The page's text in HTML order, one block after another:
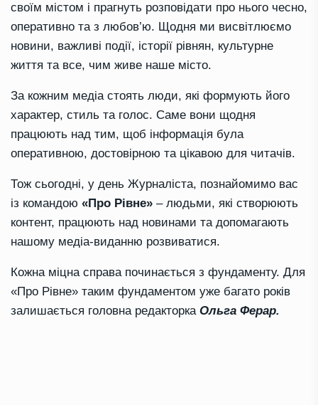
своїм містом і прагнуть розповідати про нього чесно,
оперативно та з любов’ю. Щодня ми висвітлюємо
новини, важливі події, історії рівнян, культурне
життя та все, чим живе наше місто.
За кожним медіа стоять люди, які формують його
характер, стиль та голос. Саме вони щодня
працюють над тим, щоб інформація була
оперативною, достовірною та цікавою для читачів.
Тож сьогодні, у день Журналіста, познайомимо вас
із командою «Про Рівне» – людьми, які створюють
контент, працюють над новинами та допомагають
нашому медіа-виданню розвиватися.
Кожна міцна справа починається з фундаменту. Для
«Про Рівне» таким фундаментом уже багато років
залишається головна редакторка Ольга Ферар.